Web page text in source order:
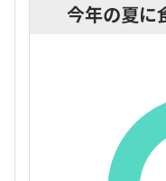
今年の夏に